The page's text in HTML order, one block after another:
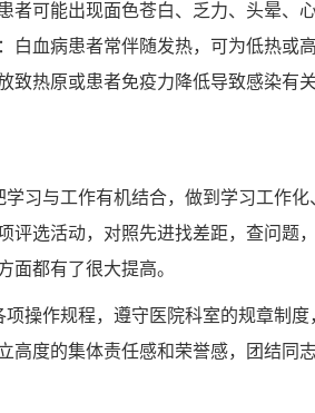
者可能出现面色苍白、乏力、头晕、
白血病患者常伴随发热，可为低热或
热原或患者免疫力降低导致感染有关
习与工作有机结合，做到学习工作化
选活动，对照先进找差距，查问题
面都有了很大提高。
操作规程，遵守医院科室的规章制
高度的集体责任感和荣誉感，团结同